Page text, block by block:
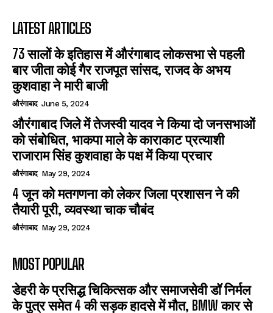
LATEST ARTICLES
73 सालों के इतिहास में औरंगाबाद लोकसभा से पहली
बार जीता कोई गैर राजपूत सांसद, राजद के अभय
कुशवाहा ने मारी बाजी
औरंगाबाद June 5, 2024
औरंगाबाद जिले में तेजस्वी यादव ने किया दो जनसभाओं
को संबोधित, भाकपा माले के काराकाट प्रत्याशी
राजाराम सिंह कुशवाहा के पक्ष में किया प्रचार
औरंगाबाद May 29, 2024
4 जून को मतगणना को लेकर जिला प्रशासन ने की
तैयारी पूरी, व्यवस्था चाक चौबंद
औरंगाबाद May 29, 2024
MOST POPULAR
डेहरी के प्रसिद्ध चिकित्सक और समाजसेवी डॉ निर्मल
के पुत्र समेत 4 की सड़क हादसे में मौत, BMW कार से